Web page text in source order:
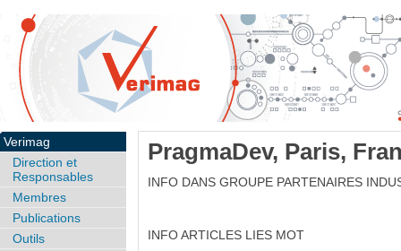
PragmaDev, Paris,
INFO DANS GROUPE PARTENAIRES
INFO ARTICLES LIES MOT
Verimag
Direction et
Responsables
Membres
Publications
Outils